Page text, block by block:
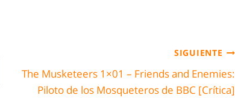
SIGUIENTE
The Musketeers 1×01 – Friends and Enemies:
Piloto de los Mosqueteros de BBC [Crítica]